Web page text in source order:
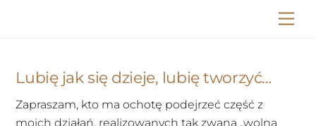
Lubię jak się dzieje, lubię tworzyć…
Zapraszam, kto ma ochotę podejrzeć część z
moich działań, realizowanych tak zwaną „wolną